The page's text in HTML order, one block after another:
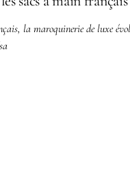
la maroquinerie de luxe